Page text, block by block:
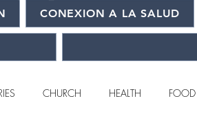
CONEXION A LA SALUD
CHURCH HEALTH FOOD